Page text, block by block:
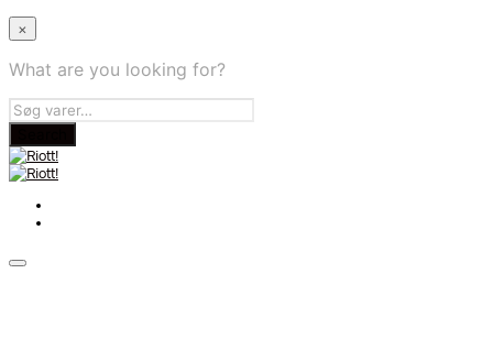
×
What are you looking for?